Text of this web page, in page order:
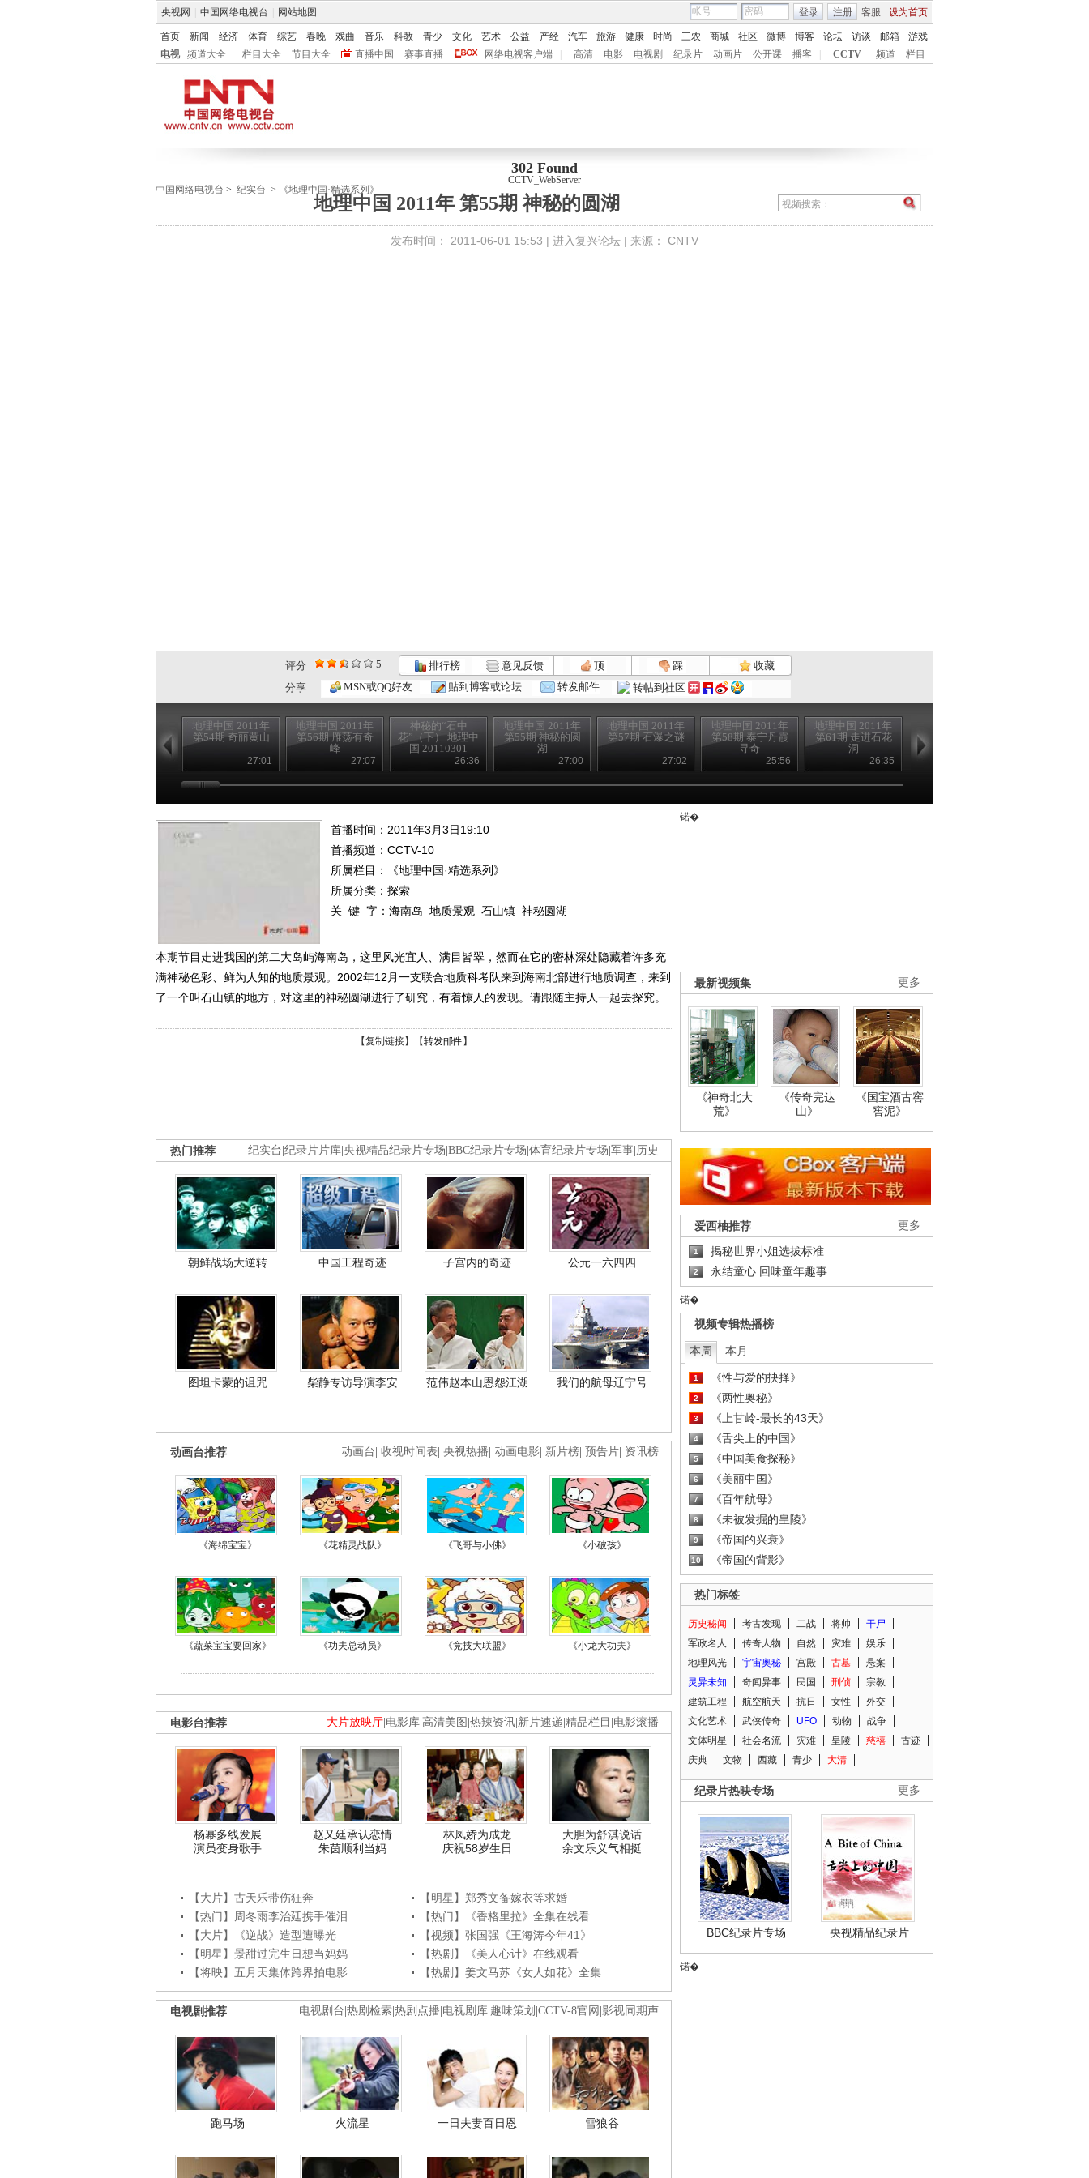
央视网 中国网络电视台 网站地图 客服 设为首页
登录 注册
首页 新闻 经济 体育 综艺 春晚 戏曲 音乐 科教 青少 文化 艺术 公益 产经 汽车 旅游 健康 时尚 三农 商城 社区 微博 博客 论坛 访谈 邮箱
游戏
电视
频道大全 栏目大全 节目大全 直播中国 赛事直播 网络电视客户端 高清 电影 电视剧 纪录片 动画片 公开课 播客 CCTV 频道 栏目
302 Found
CCTV_WebServer
中国网络电视台 > 纪实台 > 《地理中国·精选系列》
地理中国 2011年 第55期 神秘的圆湖
发布时间： 2011-06-01 15:53 | 进入复兴论坛 | 来源： CNTV
评分 5 排行榜 意见反馈 顶 踩
收藏
分享
MSN或QQ好友 贴到博客或论坛 转发邮件 转帖到社区
地理中国 2011年
第54期 奇丽黄山
27:01
地理中国 2011年
第56期 雁荡有奇
峰
27:07
神秘的“石中
花”（下） 地理中
国 20110301
26:36
地理中国 2011年
第55期 神秘的圆
湖
27:00
地理中国 2011年
第57期 石瀑之谜
27:02
地理中国 2011年
第58期 泰宁丹霞
寻奇
25:56
地理中国 2011年
第61期 走进石花
洞
26:35
第61期 走进石花
首播时间：2011年3月3日19:10
首播频道： CCTV-10
所属栏目：
《地理中国·精选系列》
所属分类：探索
关 键 字： 海南岛 地质景观 石山镇 神秘圆湖
本期节目走进我国的第二大岛屿海南岛，这里风光宜人、满目皆翠，然而在它的密林深处隐藏着许多充
满神秘色彩、鲜为人知的地质景观。2002年12月一支联合地质科考队来到海南北部进行地质调查，来到
了一个叫石山镇的地方，对这里的神秘圆湖进行了研究，有着惊人的发现。请跟随主持人一起去探究。
【复制链接】【转发邮件 】
纪实台 纪录片片库 央视精品纪录片专场 BBC纪录片专场 体育纪录片专场 军事 历史
热门推荐
朝鲜战场大逆转 中国工程奇迹 子宫内的奇迹 公元一六四四
图坦卡蒙的诅咒 柴静专访导演李安 范伟赵本山恩怨江湖 我们的航母辽宁号
动画台 收视时间表 央视热播 动画电影 新片榜 预告片 资讯榜
动画台推荐
《海绵宝宝》 《花精灵战队》 《飞哥与小佛》 《小破孩》
《蔬菜宝宝要回家》 《功夫总动员》 《竞技大联盟》 《小龙大功夫》
大片放映厅 电影库 高清美图 热辣资讯 新片速递 精品栏目 电影滚播
电影台推荐
杨幂多线发展
演员变身歌手
赵又廷承认恋情
朱茵顺利当妈
林凤娇为成龙
庆祝58岁生日
大胆为舒淇说话
余文乐义气相挺
【大片】古天乐带伤狂奔
【明星】郑秀文备嫁衣等求婚
【热门】周冬雨李治廷携手催泪
【热门】《香格里拉》全集在线看
【大片】《逆战》造型遭曝光
【视频】张国强《王海涛今年41》
【明星】景甜过完生日想当妈妈
【热剧】《美人心计》在线观看
【将映】五月天集体跨界拍电影
【热剧】姜文马苏《女人如花》全集
电视剧台 热剧检索 热剧点播 电视剧库 趣味策划 CCTV-8官网 影视同期声
电视剧推荐
跑马场 火流星 一日夫妻百日恩 雪狼谷
锘�
更多
最新视频集
《神奇北大
荒》
《传奇完达
山》
《国宝酒古窖
窖泥》
更多
爱西柚推荐
1 揭秘世界小姐选拔标准
2 永结童心 回味童年趣事
锘�
视频专辑热播榜
本周 本月
1 《性与爱的抉择》
2 《两性奥秘》
3 《上甘岭-最长的43天》
4 《舌尖上的中国》
5 《中国美食探秘》
6 《美丽中国》
7 《百年航母》
8 《未被发掘的皇陵》
9 《帝国的兴衰》
10 《帝国的背影》
热门标签
历史秘闻 考古发现 二战 将帅
干尸
军政名人
传奇人物 自然 灾难
娱乐
地理风光
宇宙奥秘 宫殿 古墓
悬案
灵异未知
奇闻异事 民国 刑侦
宗教
建筑工程
航空航天 抗日 女性
外交
文化艺术
武侠传奇 UFO 动物
战争
文体明星
社会名流 灾难 皇陵 慈禧
古迹
庆典
文物 西藏 青少 大清
更多
纪录片热映专场
BBC纪录片专场 央视精品纪录片
锘�